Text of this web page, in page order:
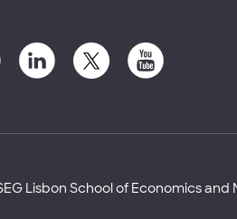
Lisbon School of Economics and